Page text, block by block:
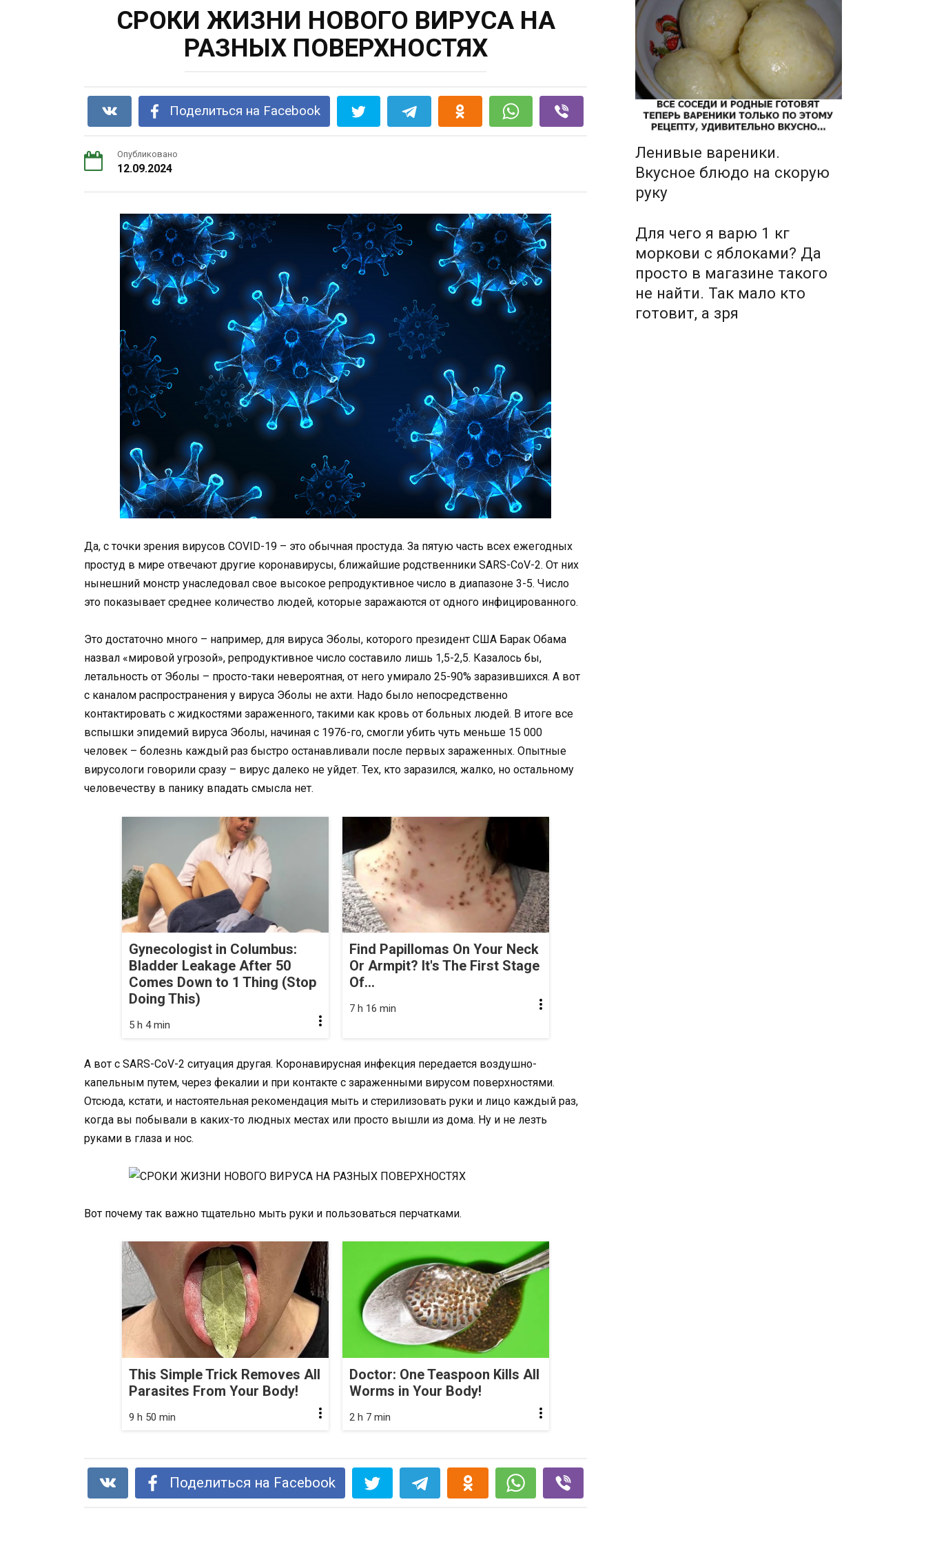
СРОКИ ЖИЗНИ НОВОГО ВИРУСА НА
РАЗНЫХ ПОВЕРХНОСТЯХ
Поделиться на Facebook
Опубликовано
12.09.2024
Да, с точки зрения вирусов COVID-19 – это обычная простуда. За пятую часть всех ежегодных
простуд в мире отвечают другие коронавирусы, ближайшие родственники SARS-CoV-2. От них
нынешний монстр унаследовал свое высокое репродуктивное число в диапазоне 3-5. Число
это показывает среднее количество людей, которые заражаются от одного инфицированного.
Это достаточно много – например, для вируса Эболы, которого президент США Барак Обама
назвал «мировой угрозой», репродуктивное число составило лишь 1,5-2,5. Казалось бы,
летальность от Эболы – просто-таки невероятная, от него умирало 25-90% заразившихся. А вот
с каналом распространения у вируса Эболы не ахти. Надо было непосредственно
контактировать с жидкостями зараженного, такими как кровь от больных людей. В итоге все
вспышки эпидемий вируса Эболы, начиная с 1976-го, смогли убить чуть меньше 15 000
человек – болезнь каждый раз быстро останавливали после первых зараженных. Опытные
вирусологи говорили сразу – вирус далеко не уйдет. Тех, кто заразился, жалко, но остальному
человечеству в панику впадать смысла нет.
Gynecologist in Columbus:
Bladder Leakage After 50
Comes Down to 1 Thing (Stop
Doing This)
5 h 4 min
Find Papillomas On Your Neck
Or Armpit? It's The First Stage
Of...
7 h 16 min
А вот с SARS-CoV-2 ситуация другая. Коронавирусная инфекция передается воздушно-
капельным путем, через фекалии и при контакте с зараженными вирусом поверхностями.
Отсюда, кстати, и настоятельная рекомендация мыть и стерилизовать руки и лицо каждый раз,
когда вы побывали в каких-то людных местах или просто вышли из дома. Ну и не лезть
руками в глаза и нос.
Вот почему так важно тщательно мыть руки и пользоваться перчатками.
This Simple Trick Removes All
Parasites From Your Body!
9 h 50 min
Doctor: One Teaspoon Kills All
Worms in Your Body!
2 h 7 min
Поделиться на Facebook
Ленивые вареники.
Вкусное блюдо на скорую
руку
Для чего я варю 1 кг
моркови с яблоками? Да
просто в магазине такого
не найти. Так мало кто
готовит, а зря